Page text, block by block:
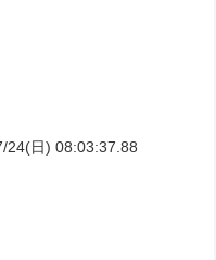
24(日) 08:03:37.88